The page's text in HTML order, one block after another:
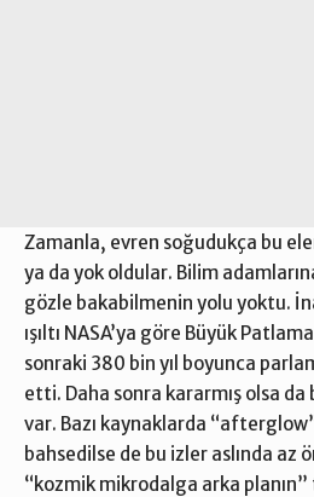
Zamanla, evren soğudukça bu
ya da yok oldular. Bilim
gözle bakabilmenin yolu yoktu.
ışıltı NASA’ya göre Büyük
sonraki 380 bin yıl boyunca
etti. Daha sonra kararmış olsa da
var. Bazı kaynaklarda
bahsedilse de bu izler aslında az
“kozmik mikrodalga arka planın”